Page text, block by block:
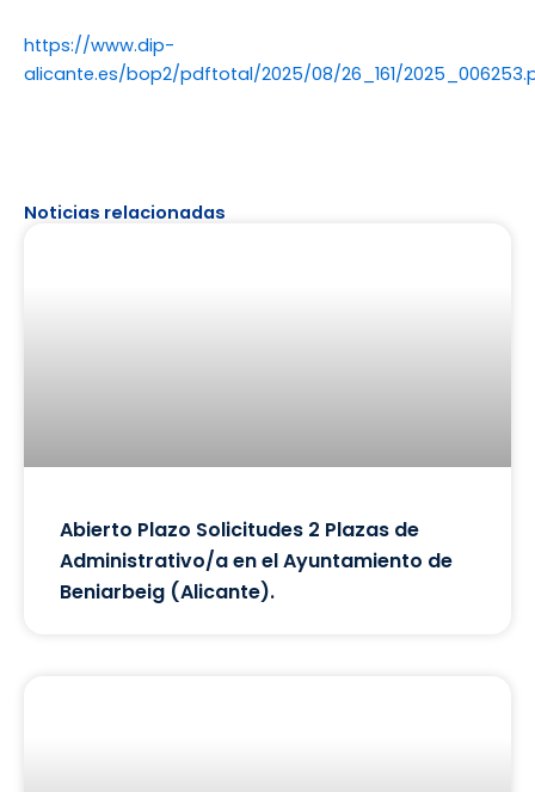
https://www.dip-
alicante.es/bop2/pdftotal/2025/08/26_161/
Noticias relacionadas
Abierto Plazo Solicitudes 2 Plazas de
Administrativo/a en el Ayuntamiento de
Beniarbeig (Alicante).